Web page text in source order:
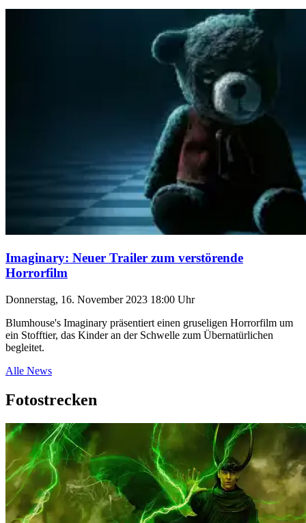
Imaginary: Neuer Trailer zum verstörende
Horrorfilm
Donnerstag, 16. November 2023 18:00 Uhr
Blumhouse's Imaginary präsentiert einen gruseligen Horrorfilm um
ein Stofftier, das Kinder an der Schwelle zum Übernatürlichen
begleitet.
Alle News
Fotostrecken